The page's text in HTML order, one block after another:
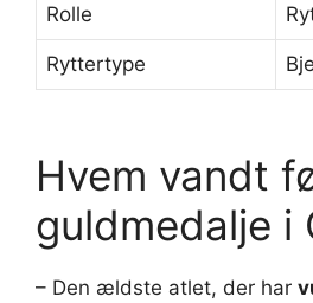
Rolle
Ryttertype
Hvem vandt
guldmedalje i
– Den ældste atlet, der har